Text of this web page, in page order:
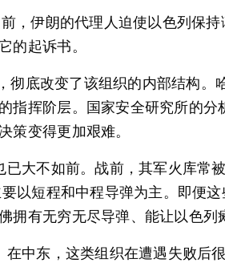
，伊朗的代理人迫使以色列保
的起诉书。
彻底改变了该组织的内部结构
指挥阶层。国家安全研究所的
策变得更加艰难。
已大不如前。战前，其军火库
以短程和中程导弹为主。即便
拥有无穷无尽导弹、能让以色列
在中东，这类组织在遭遇失败